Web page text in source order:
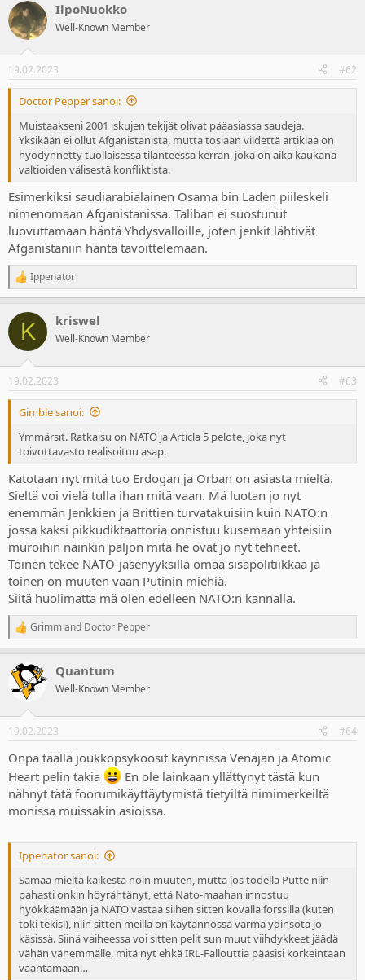
c
t
i
s
:
IlpoNuokko
Well-Known Member
19.02.2023 #62
Doctor Pepper sanoi:
Muistaakseni 2001 iskujen tekijät olivat pääasiassa saudeja.
Yksikään ei ollut Afganistanista, mutta tosiaan viidettä artiklaa on
hyödynnetty tuollaisessa tilanteessa kerran, joka on aika kaukana
valtioiden välisestä konfliktista.
Esimerkiksi saudiarabialainen Osama bin Laden piileskeli
nimenomaan Afganistanissa. Taliban ei suostunut
luovuttamaan häntä Yhdysvalloille, joten jenkit lähtivät
Afganistaniin häntä tavoittelemaan.
R
e
c
i
s
:
Ippenator
K kriswel
Well-Known Member
19.02.2023 #63
Gimble sanoi:
Ymmärsit. Ratkaisu on NATO ja Articla 5 pelote, joka nyt
toivottavasto realisoituu asap.
Katotaan nyt mitä tuo Erdogan ja Orban on asiasta mieltä.
Sieltä voi vielä tulla ihan mitä vaan. Mä luotan jo nyt
enemmän Jenkkien ja Brittien turvatakuisiin kuin NATO:n
jossa kaksi pikkudiktaattoria onnistuu kusemaan yhteisiin
muroihin näinkin paljon mitä he ovat jo nyt tehneet.
Toinen tekee NATO-jäsenyyksillä omaa sisäpolitiikkaa ja
toinen on muuten vaan Putinin miehiä.
Siitä huolimatta mä olen edelleen NATO:n kannalla.
R
e
c
t
s
Grimmand Doctor Pepper
Quantum
Well-Known Member
19.02.2023 #64
Onpa täällä joukkopsykoosit käynnissä Venäjän ja Atomic
Heart pelin takia
En ole lainkaan yllättynyt tästä kun
nähnyt tätä foorumikäyttäytymistä tietyiltä nimimerkeiltä
monissa muissakin asioissa.
Ippenator sanoi:
Samaa mieltä kaikesta noin muuten, mutta jos todella Putte niin
pahasti onkin höyrähtänyt, että Nato-maahan innostuu
hyökkäämään ja NATO vastaa siihen sitten kovalla forssilla (kuten
toki tekisi), niin sitten meillä on käytännössä varma ydinsota jo
käsissä. Siinä vaiheessa voi sitten pelit sun muut viihdykkeet jäädä
vähän vähemmälle, mitä nyt ehkä IRL-Fallouttia pääsisi korkeintaan
vääntämään…